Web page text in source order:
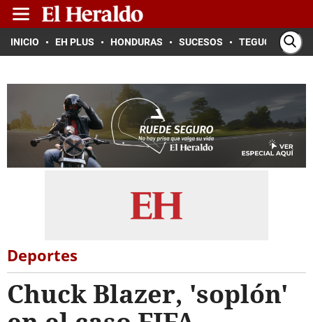
INICIO EH PLUS HONDURAS SUCESOS TEGUCIGALPA
Deportes
Chuck Blazer, 'soplón'